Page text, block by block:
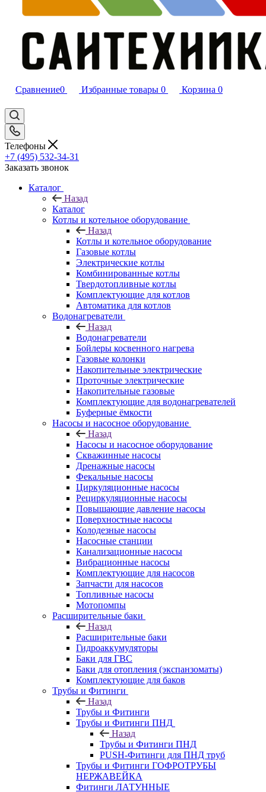
Сравнение0 Избранные товары 0 Корзина 0
Телефоны
+7 (495) 532‑34‑31
Заказать звонок
Каталог
Назад
Каталог
Котлы и котельное оборудование
Назад
Котлы и котельное оборудование
Газовые котлы
Электрические котлы
Комбинированные котлы
Твердотопливные котлы
Комплектующие для котлов
Автоматика для котлов
Водонагреватели
Назад
Водонагреватели
Бойлеры косвенного нагрева
Газовые колонки
Накопительные электрические
Проточные электрические
Накопительные газовые
Комплектующие для водонагревателей
Буферные ёмкости
Насосы и насосное оборудование
Назад
Насосы и насосное оборудование
Скважинные насосы
Дренажные насосы
Фекальные насосы
Циркуляционные насосы
Рециркуляционные насосы
Повышающие давление насосы
Поверхностные насосы
Колодезные насосы
Насосные станции
Канализационные насосы
Вибрационные насосы
Комплектующие для насосов
Запчасти для насосов
Топливные насосы
Мотопомпы
Расширительные баки
Назад
Расширительные баки
Гидроаккумуляторы
Баки для ГВС
Баки для отопления (экспанзоматы)
Комплектующие для баков
Трубы и Фитинги
Назад
Трубы и Фитинги
Трубы и Фитинги ПНД
Назад
Трубы и Фитинги ПНД
PUSH-Фитинги для ПНД труб
Трубы и Фитинги ГОФРОТРУБЫ
НЕРЖАВЕЙКА
Фитинги ЛАТУННЫЕ